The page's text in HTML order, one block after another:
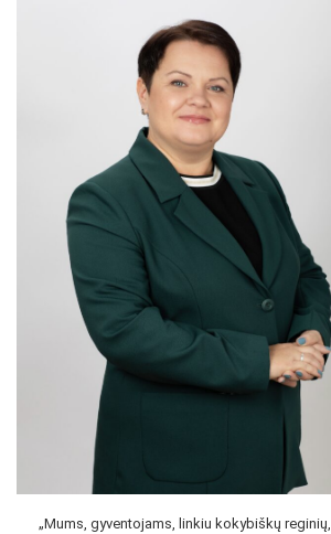
„Mums, gyventojams, linkiu kokybiškų reginių,